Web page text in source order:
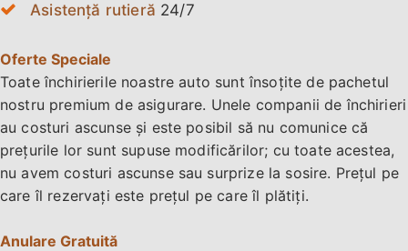
Asistență rutieră 24/7
Oferte Speciale
Toate închirierile noastre auto sunt însoțite de pachetul
nostru premium de asigurare. Unele companii de închirieri
au costuri ascunse și este posibil să nu comunice că
prețurile lor sunt supuse modificărilor; cu toate acestea,
nu avem costuri ascunse sau surprize la sosire. Prețul pe
care îl rezervați este prețul pe care îl plătiți.
Anulare Gratuită